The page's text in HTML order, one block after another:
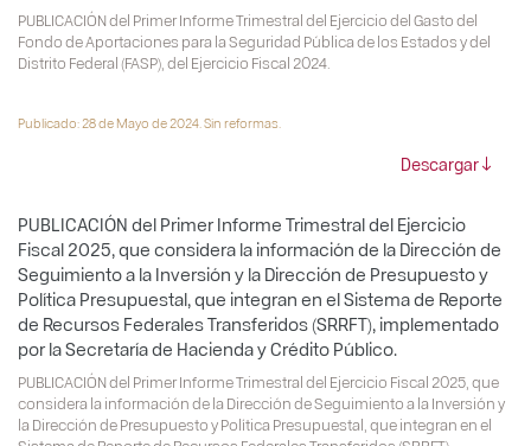
PUBLICACIÓN del Primer Informe Trimestral del Ejercicio del Gasto del
Fondo de Aportaciones para la Seguridad Pública de los Estados y del
Distrito Federal (FASP), del Ejercicio Fiscal 2024.
Publicado: 28 de Mayo de 2024. Sin reformas.
Descargar
PUBLICACIÓN del Primer Informe Trimestral del Ejercicio
Fiscal 2025, que considera la información de la Dirección de
Seguimiento a la Inversión y la Dirección de Presupuesto y
Política Presupuestal, que integran en el Sistema de Reporte
de Recursos Federales Transferidos (SRRFT), implementado
por la Secretaría de Hacienda y Crédito Público.
PUBLICACIÓN del Primer Informe Trimestral del Ejercicio Fiscal 2025, que
considera la información de la Dirección de Seguimiento a la Inversión y
la Dirección de Presupuesto y Política Presupuestal, que integran en el